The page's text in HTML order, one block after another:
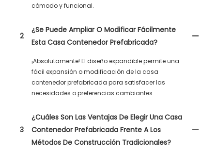
cómodo y funcional.
2
¿Se Puede Ampliar O Modificar Fácilmente
Esta Casa Contenedor Prefabricada?
¡Absolutamente! El diseño expandible permite una
fácil expansión o modificación de la casa
contenedor prefabricada para satisfacer las
necesidades o preferencias cambiantes.
3
¿Cuáles Son Las Ventajas De Elegir Una Casa
Contenedor Prefabricada Frente A Los
Métodos De Construcción Tradicionales?